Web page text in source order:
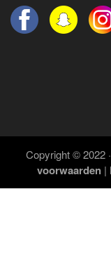
Copyright © 2022
voorwaarden |